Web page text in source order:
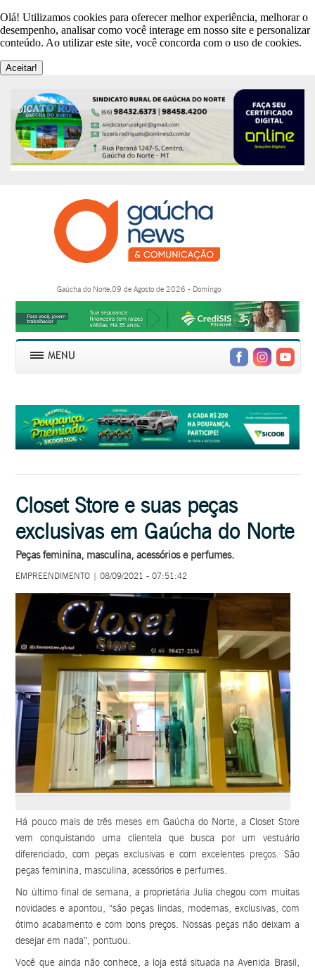
Olá! Utilizamos cookies para oferecer melhor experiência, melhorar o
desempenho, analisar como você interage em nosso site e personalizar
conteúdo. Ao utilizar este site, você concorda com o uso de cookies.
Aceitar!
Gaúcha do Norte,09 de Agosto de 2026 - Domingo
Closet Store e suas peças
exclusivas em Gaúcha do Norte
Peças feminina, masculina, acessórios e perfumes.
EMPREENDIMENTO | 08/09/2021 - 07:51:42
Há pouco mais de três meses em Gaúcha do Norte, a Closet Store
vem conquistando uma clientela que busca por um vestuário
diferenciado, com peças exclusivas e com excelentes preços. São
peças feminina, masculina, acessórios e perfumes.
No último final de semana, a proprietária Julia chegou com muitas
novidades e apontou, “são peças lindas, modernas, exclusivas, com
ótimo acabamento e com bons preços. Nossas peças não deixam a
desejar em nada”, pontuou.
Você que ainda não conhece, a loja está situada na Avenida Brasil,